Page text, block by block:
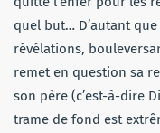
quel but… D’autant
révélations,
remet en question sa
son père (c’est-à-dire
trame de fond est